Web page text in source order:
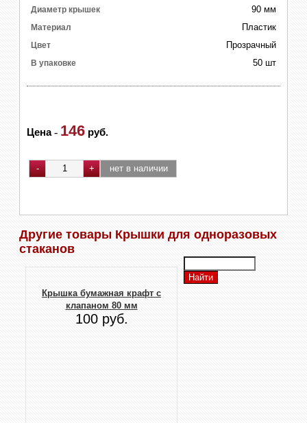
Диаметр крышек 90 мм
Материал Пластик
Цвет Прозрачный
В упаковке 50 шт
Цена- 146 руб.
Другие товары Крышки для одноразовых
стаканов
Крышка бумажная крафт с
клапаном 80 мм
100 руб.